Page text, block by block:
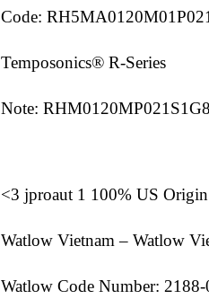
Code:
Temposonics® R-Series
Note:
<3 jproaut 1 100% US Origin
Watlow Vietnam – Watlow
Watlow Code Number: